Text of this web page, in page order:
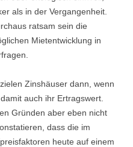
als in der Vergangenheit.
ratsam sein die
Mietentwicklung in
Zinshäuser dann, wenn
auch ihr Ertragswert.
Gründen aber eben nicht
dass die im
heute auf einem